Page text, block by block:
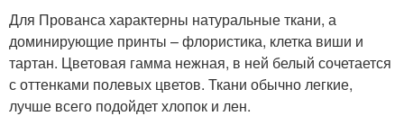
Для Прованса характерны натуральные ткани, а
доминирующие принты – флористика, клетка виши и
тартан. Цветовая гамма нежная, в ней белый сочетается
с оттенками полевых цветов. Ткани обычно легкие,
лучше всего подойдет хлопок и лен.